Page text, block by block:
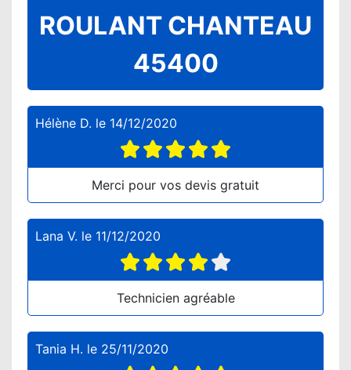
ROULANT CHANTEAU
45400
Hélène D. le 14/12/2020
Merci pour vos devis gratuit
Lana V. le 11/12/2020
Technicien agréable
Tania H. le 25/11/2020